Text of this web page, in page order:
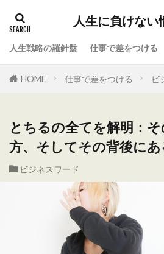
人生に負けない
人生戦略の羅針盤 仕事で差をつける
HOME 仕事で差をつける ビ
とちるの全てを解明：
方、そしてその背後に
ビジネスワード